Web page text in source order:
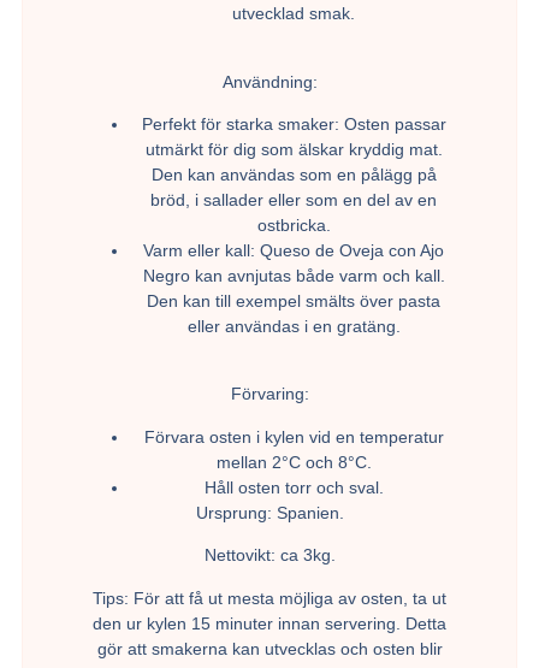
utvecklad smak.
Användning:
Perfekt för starka smaker: Osten passar
utmärkt för dig som älskar kryddig mat.
Den kan användas som en pålägg på
bröd, i sallader eller som en del av en
ostbricka.
Varm eller kall: Queso de Oveja con Ajo
Negro kan avnjutas både varm och kall.
Den kan till exempel smälts över pasta
eller användas i en gratäng.
Förvaring:
Förvara osten i kylen vid en temperatur
mellan 2°C och 8°C.
Håll osten torr och sval.
Ursprung: Spanien.
Nettovikt: ca 3kg.
Tips: För att få ut mesta möjliga av osten, ta ut
den ur kylen 15 minuter innan servering. Detta
gör att smakerna kan utvecklas och osten blir